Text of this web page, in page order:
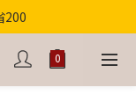
金
200
金